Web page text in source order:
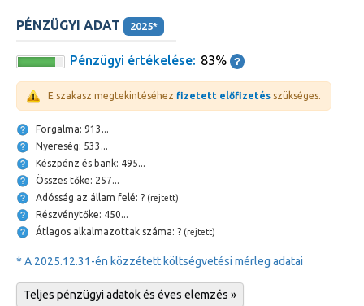
PÉNZÜGYI ADAT 2025*
Pénzügyi értékelése: 83%
E szakasz megtekintéséhez fizetett előfizetés szükséges.
Forgalma: 913...
Nyereség: 533...
Készpénz és bank: 495...
Összes tőke: 257...
Adósság az állam felé: ? (rejtett)
Részvénytőke: 450...
Átlagos alkalmazottak száma: ? (rejtett)
* A 2025.12.31-én közzétett költségvetési mérleg adatai
Teljes pénzügyi adatok és éves elemzés »